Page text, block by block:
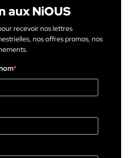
aux NiOUS
recevoir nos lettres
nos offres promos, nos